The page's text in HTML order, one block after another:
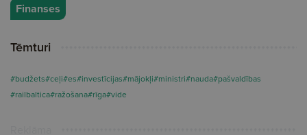
Finanses
Tēmturi
#budžets#ceļi#es#investīcijas#mājokļi#ministri#nauda#pašvaldības
#railbaltica#ražošana#rīga#vide